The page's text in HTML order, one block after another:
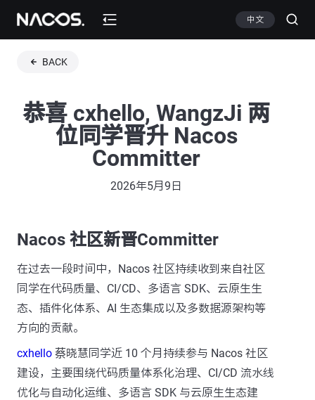
中文
BACK
恭喜 cxhello, WangzJi 两
位同学晋升 Nacos
Committer
2026年5月9日
Nacos 社区新晋Committer
在过去一段时间中，Nacos 社区持续收到来自社区
同学在代码质量、CI/CD、多语言 SDK、云原生生
态、插件化体系、AI 生态集成以及多数据源架构等
方向的贡献。
cxhello 蔡晓慧同学近 10 个月持续参与 Nacos 社区
建设，主要围绕代码质量体系化治理、CI/CD 流水线
优化与自动化运维、多语言 SDK 与云原生生态建